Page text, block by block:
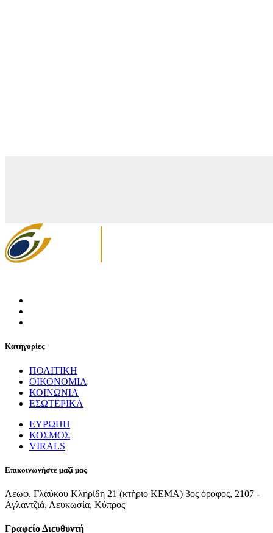
Κατηγορίες
ΠΟΛΙΤΙΚΗ
ΟΙΚΟΝΟΜΙΑ
ΚΟΙΝΩΝΙΑ
ΕΣΩΤΕΡΙΚΑ
ΕΥΡΩΠΗ
ΚΟΣΜΟΣ
VIRALS
Επικοινωνήστε μαζί μας
Λεωφ. Γλαύκου Κληρίδη 21 (κτήριο ΚΕΜΑ) 3ος όροφος, 2107 -
Αγλαντζιά, Λευκωσία, Κύπρος
Γραφείο Διευθυντή